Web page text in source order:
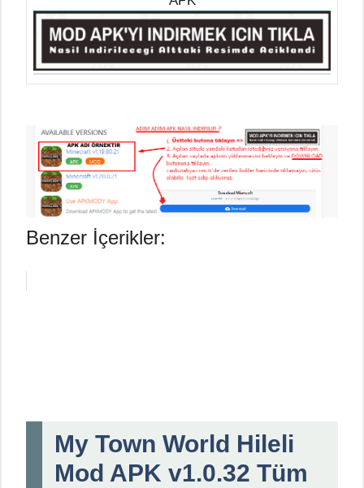
Benzer İçerikler:
My Town World Hileli
Mod APK v1.0.32 Tüm